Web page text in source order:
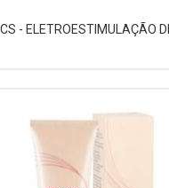
- ELETROESTIMULAÇÃO